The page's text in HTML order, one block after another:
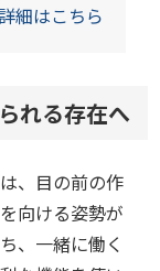
細はこちら
れる存在へ
、目の前の作
向ける姿勢が
、一緒に働く